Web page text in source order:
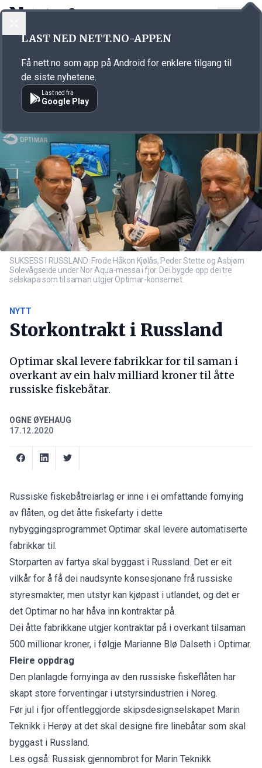
Annonsørinnhold
SUKSESS I RUSSLAND: Frode Håkon Kjølås, Peder Stette og Asbjørn
Solevågseide under Nor Aqua-messa i fjor. Dei bygde opp dei tre
selskapa som til saman utgjer Optimar-konsernet.
NYTT
Storkontrakt i Russland
Optimar skal levere fabrikkar for til saman i
overkant av ein halv milliard kroner til åtte
russiske fiskebåtar.
OGNE ØYEHAUG
17.12.2020
Russiske fiskebåtreiarlag er inne i ei omfattande fornying
av flåten, og det åtte fiskefarty i dette
nybyggingsprogrammet Optimar skal levere automatiserte
fabrikkar til.
Storparten av fartya skal byggast i Russland. Det er eit
vilkår for å få dei naudsynte konsesjonane frå russiske
styresmakter, men utstyr kan kjøpast i utlandet, og det er
det Optimar no har håva inn kontraktar på.
Dei åtte fabrikkane utgjer kontraktar på i overkant tilsaman
500 millionar kroner, i følgje Marianne Blø Dalseth i Optimar.
Fleire oppdrag
Den planlagde fornyinga av den russiske fiskeflåten har
skapt store forventingar i utstyrsindustrien i Noreg.
Før jul i fjor offentleggjorde skipsdesignselskapet Marin
Teknikk i Herøy at det skal designe fire linebåtar som skal
byggast i Russland.
Les også: Russisk gjennombrot for Marin Teknikk
LAST NED NETT.NO-APPEN
Få nett.no som app på Android for enklere tilgang til
de siste nyhetene.
Last ned fra
Google Play